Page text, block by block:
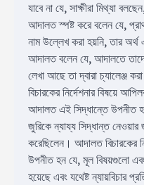
যাবে না যে, সাক্ষীরা মিথ্যা
আদালত স্পষ্ট করে বলেন যে,
নাম উল্লেখ করা হয়নি, তার
আদালত বলেন যে, আদালতে
লেখা আছে তা দ্বারা চ্যালেঞ্জ
বিচারকের নির্দেশনার বিষয়ে
আদালত এই সিদ্ধান্তে উপনীত
জুরিকে ন্যায্য সিদ্ধান্ত নেওয়ার
করেছিলেন। আদালত বিচারকের
উপনীত হন যে, মূল বিষয়গুলো
হয়েছে এবং যথেষ্ট ন্যায়বিচার